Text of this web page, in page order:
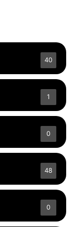
40
1
0
48
0